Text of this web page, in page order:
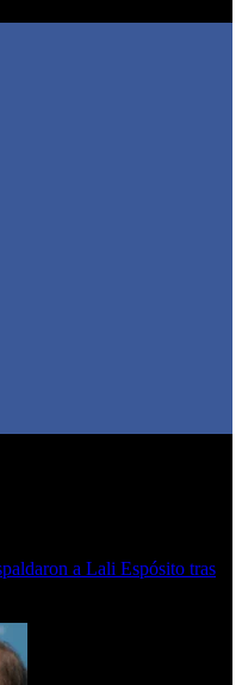
a Lali Espósito tras